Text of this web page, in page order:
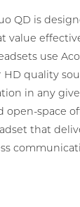
QD is
value
use
quality
in any
open-space
that